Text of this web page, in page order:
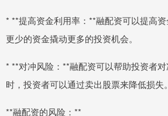
* **提高资金利用率：**融配资可以提高
更少的资金撬动更多的投资机会。
* **对冲风险：**融配资可以帮助投资者
时，投资者可以通过卖出股票来降低损失。
**融配资的风险：**